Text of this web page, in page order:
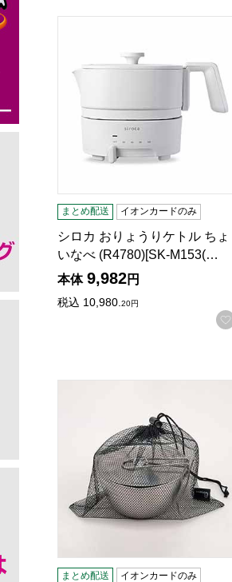
まとめ配送 イオンカードのみ
シロカ おりょうりケトル ちょ
いなべ (R4780)[SK-M153(…
本体 9,982円
税込 10,980.20円
まとめ配送 イオンカードのみ